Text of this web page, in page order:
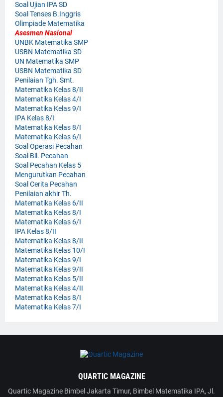
Soal Ujian IPA SD
Soal Tenses B.Inggris
Olimpiade Matematika
Asesmen Nasional
UNBK Matematika SMP
USBN Matematika SD
UN Matematika SMP
USBN Matematika SD
Penilaian Tgh. Smt.
Matematika Kelas 8/II
Matematika Kelas 4/I
Matematika Kelas 9/I
IPA Kelas 8/I
Matematika Kelas 8/I
Matematika Kelas 6/I
Soal Operasi Pecahan
Soal Bil. Pecahan
Soal Pecahan Kelas 5
Mengurutkan Pecahan
Soal Cerita Pecahan
Penilaian akhir Th.
Matematika Kelas 6/II
Matematika Kelas 8/I
Matematika Kelas 6/I
IPA Kelas 8/II
Matematika Kelas 8/II
Matematika Kelas 10/I
Matematika Kelas 9/I
Matematika Kelas 9/II
Matematika Kelas 5/II
Matematika Kelas 4/II
Matematika Kelas 8/I
Matematika Kelas 7/I
QUARTIC MAGAZINE
Quartic Magazine Bimbel Jakarta Timur, Bimbel Matematika IPA, Jl.